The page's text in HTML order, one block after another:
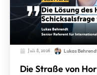
Juli 8, 2026 Lukas
Die Straße von